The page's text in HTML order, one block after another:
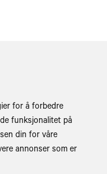
for å forbedre
funksjonalitet på
din for våre
annonser som er